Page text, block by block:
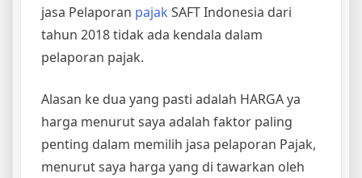
jasa Pelaporan pajak SAFT Indonesia dari
tahun 2018 tidak ada kendala dalam
pelaporan pajak.
Alasan ke dua yang pasti adalah HARGA ya
harga menurut saya adalah faktor paling
penting dalam memilih jasa pelaporan Pajak,
menurut saya harga yang di tawarkan oleh